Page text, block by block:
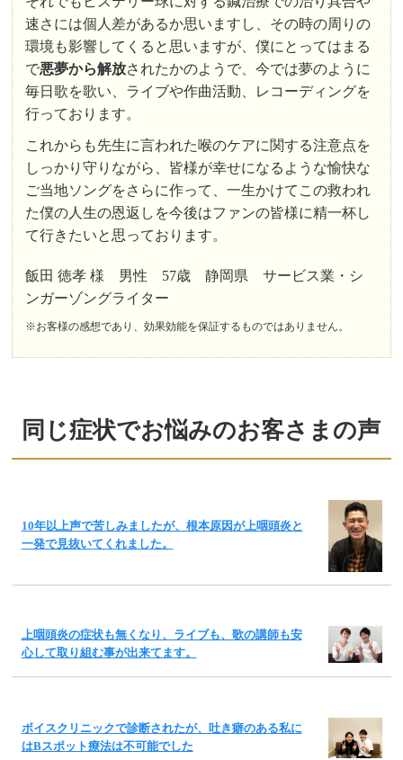
速さには個人差があるか思いますし、その時の周りの
環境も影響してくると思いますが、僕にとってはまる
で悪夢から解放されたかのようで、今では夢のように
毎日歌を歌い、ライブや作曲活動、レコーディングを
行っております。
これからも先生に言われた喉のケアに関する注意点を
しっかり守りながら、皆様が幸せになるような愉快な
ご当地ソングをさらに作って、一生かけてこの救われ
た僕の人生の恩返しを今後はファンの皆様に精一杯し
て行きたいと思っております。
飯田 徳孝 様 男性 57歳 静岡県 サービス業・シ
ンガーゾングライター
※お客様の感想であり、効果効能を保証するものではありません。
同じ症状でお悩みのお客さまの声
10年以上声で苦しみましたが、根本原因が上咽頭炎と
一発で見抜いてくれました。
上咽頭炎の症状も無くなり、ライブも、歌の講師も安
心して取り組む事が出来てます。
ボイスクリニックで診断されたが、吐き癖のある私に
はBスポット療法は不可能でした